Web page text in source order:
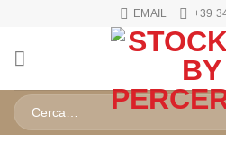
contenuti
EMAIL +39
Cerca: